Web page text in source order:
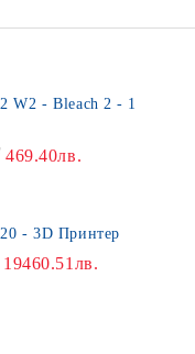
- 1
469.40лв.
- 3D Принтер
19460.51лв.